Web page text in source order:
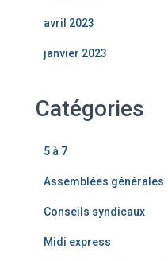
avril 2023
janvier 2023
Catégories
5 à 7
Assemblées générales
Conseils syndicaux
Midi express